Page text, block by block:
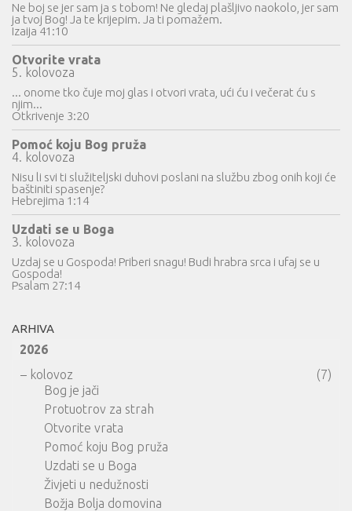
Ne boj se jer sam ja s tobom! Ne gledaj plašljivo naokolo, jer sam
ja tvoj Bog! Ja te krijepim. Ja ti pomažem.
Izaija 41:10
Otvorite vrata
5. kolovoza
... onome tko čuje moj glas i otvori vrata, ući ću i večerat ću s
njim...
Otkrivenje 3:20
Pomoć koju Bog pruža
4. kolovoza
Nisu li svi ti služiteljski duhovi poslani na službu zbog onih koji će
baštiniti spasenje?
Hebrejima 1:14
Uzdati se u Boga
3. kolovoza
Uzdaj se u Gospoda! Priberi snagu! Budi hrabra srca i ufaj se u
Gospoda!
Psalam 27:14
ARHIVA
2026
– kolovoz
(7)
Bog je jači
Protuotrov za strah
Otvorite vrata
Pomoć koju Bog pruža
Uzdati se u Boga
Živjeti u nedužnosti
Božja Bolja domovina